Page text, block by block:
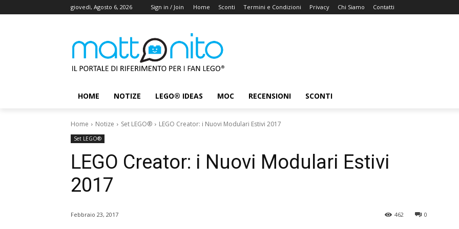
giovedì, Agosto 6, 2026 Sign in / Join Home Sconti Termini e Condizioni Privacy Chi Siamo Contatti
HOME NOTIZE LEGO® IDEAS MOC RECENSIONI SCONTI
Home Notize Set LEGO® LEGO Creator: i Nuovi Modulari Estivi 2017
Set LEGO®
LEGO Creator: i Nuovi Modulari Estivi
2017
Febbraio 23, 2017 0
462